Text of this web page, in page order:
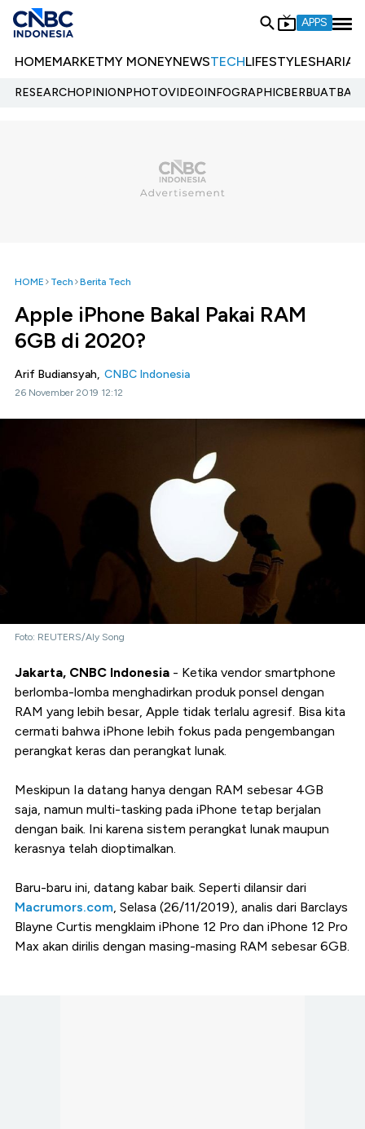
APPS
HOMEMARKETMY MONEYNEWSTECHLIFESTYLESHARIA
RESEARCHOPINIONPHOTOVIDEOINFOGRAPHIC
HOME Tech Berita Tech
Apple iPhone Bakal Pakai RAM
6GB di 2020?
Arif Budiansyah, CNBC Indonesia
26 November 2019 12:12
Foto: REUTERS/Aly Song
Jakarta, CNBC Indonesia - Ketika vendor smartphone
berlomba-lomba menghadirkan produk ponsel dengan
RAM yang lebih besar, Apple tidak terlalu agresif. Bisa kita
cermati bahwa iPhone lebih fokus pada pengembangan
perangkat keras dan perangkat lunak.
Meskipun Ia datang hanya dengan RAM sebesar 4GB
saja, namun multi-tasking pada iPhone tetap berjalan
dengan baik. Ini karena sistem perangkat lunak maupun
kerasnya telah dioptimalkan.
Baru-baru ini, datang kabar baik. Seperti dilansir dari
Macrumors.com, Selasa (26/11/2019), analis dari Barclays
Blayne Curtis mengklaim iPhone 12 Pro dan iPhone 12 Pro
Max akan dirilis dengan masing-masing RAM sebesar 6GB.